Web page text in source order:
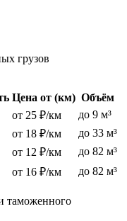
грузов
Цена от (км) Объём
от 25 ₽/км
до 9 м³
от 18 ₽/км
до 33 м³
от 12 ₽/км
до 82 м³
от 16 ₽/км до 82 м³
таможенного